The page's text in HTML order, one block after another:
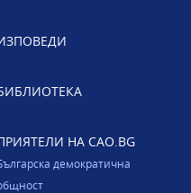
НА CAO.BG
демократична